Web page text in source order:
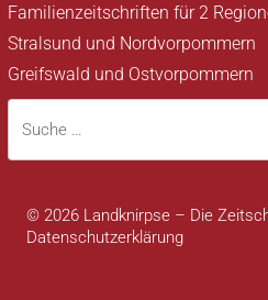
Familienzeitschriften für 2
Stralsund und Nordvorpommern
Greifswald und Ostvorpommern
Suche
© 2026 Landknirpse – Die
Datenschutzerklärung